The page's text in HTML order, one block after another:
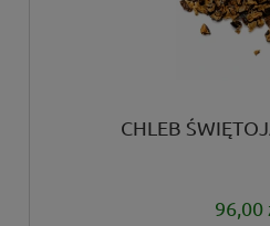
CHLEB
96,00